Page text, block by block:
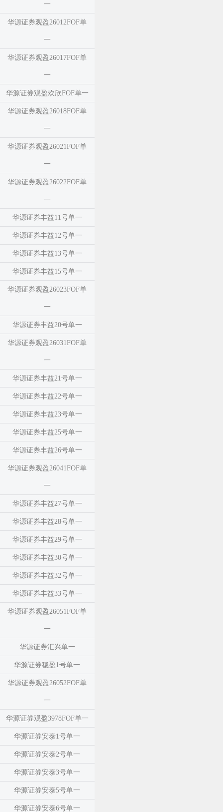
一
华源证券观盈26012FOF单
一
华源证券观盈26017FOF单
一
华源证券观盈欢欣FOF单一
华源证券观盈26018FOF单
一
华源证券观盈26021FOF单
一
华源证券观盈26022FOF单
一
华源证券丰益11号单一
华源证券丰益12号单一
华源证券丰益13号单一
华源证券丰益15号单一
华源证券观盈26023FOF单
一
华源证券丰益20号单一
华源证券观盈26031FOF单
一
华源证券丰益21号单一
华源证券丰益22号单一
华源证券丰益23号单一
华源证券丰益25号单一
华源证券丰益26号单一
华源证券观盈26041FOF单
一
华源证券丰益27号单一
华源证券丰益28号单一
华源证券丰益29号单一
华源证券丰益30号单一
华源证券丰益32号单一
华源证券丰益33号单一
华源证券观盈26051FOF单
一
华源证券汇兴单一
华源证券稳盈1号单一
华源证券观盈26052FOF单
一
华源证券观盈3978FOF单一
华源证券安泰1号单一
华源证券安泰2号单一
华源证券安泰3号单一
华源证券安泰5号单一
华源证券安泰6号单一